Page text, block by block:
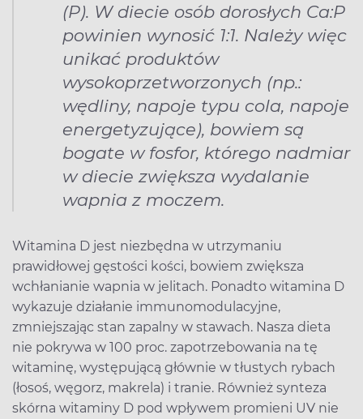
(P). W diecie osób dorosłych Ca:P
powinien wynosić 1:1. Należy więc
unikać produktów
wysokoprzetworzonych (np.:
wędliny, napoje typu cola, napoje
energetyzujące), bowiem są
bogate w fosfor, którego nadmiar
w diecie zwiększa wydalanie
wapnia z moczem.
Witamina D jest niezbędna w utrzymaniu
prawidłowej gęstości kości, bowiem zwiększa
wchłanianie wapnia w jelitach. Ponadto witamina D
wykazuje działanie immunomodulacyjne,
zmniejszając stan zapalny w stawach. Nasza dieta
nie pokrywa w 100 proc. zapotrzebowania na tę
witaminę, występującą głównie w tłustych rybach
(łosoś, węgorz, makrela) i tranie. Również synteza
skórna witaminy D pod wpływem promieni UV nie